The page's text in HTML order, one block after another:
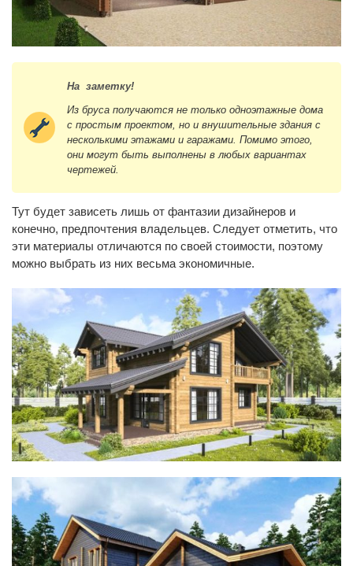
На заметку!
Из бруса получаются не только одноэтажные дома
с простым проектом, но и внушительные здания с
несколькими этажами и гаражами. Помимо этого,
они могут быть выполнены в любых вариантах
чертежей.
Тут будет зависеть лишь от фантазии дизайнеров и
конечно, предпочтения владельцев. Следует отметить, что
эти материалы отличаются по своей стоимости, поэтому
можно выбрать из них весьма экономичные.